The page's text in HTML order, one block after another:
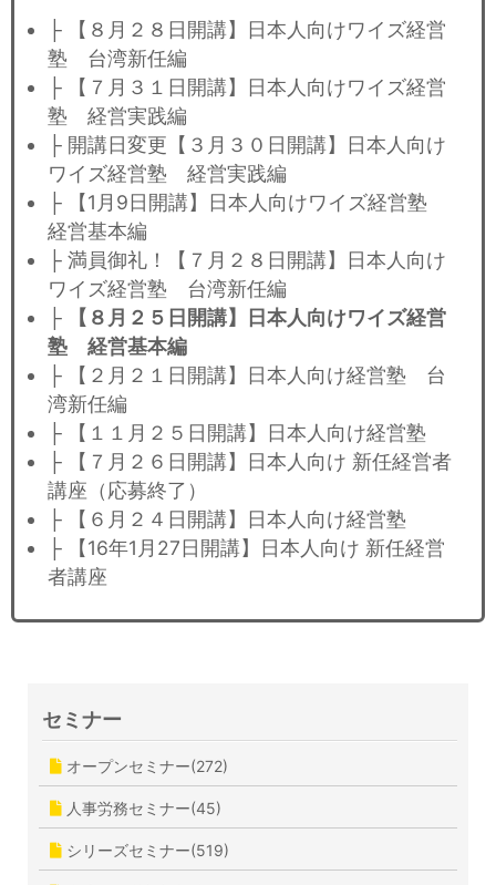
├ 【８月２８日開講】日本人向けワイズ経営
塾 台湾新任編
├ 【７月３１日開講】日本人向けワイズ経営
塾 経営実践編
├ 開講日変更【３月３０日開講】日本人向け
ワイズ経営塾 経営実践編
├ 【1月9日開講】日本人向けワイズ経営塾
経営基本編
├ 満員御礼！【７月２８日開講】日本人向け
ワイズ経営塾 台湾新任編
├
【８月２５日開講】日本人向けワイズ経営
塾 経営基本編
├ 【２月２１日開講】日本人向け経営塾 台
湾新任編
├ 【１１月２５日開講】日本人向け経営塾
├ 【７月２６日開講】日本人向け 新任経営者
講座（応募終了）
├ 【６月２４日開講】日本人向け経営塾
├ 【16年1月27日開講】日本人向け 新任経営
者講座
セミナー
オープンセミナー(272)
人事労務セミナー(45)
シリーズセミナー(519)